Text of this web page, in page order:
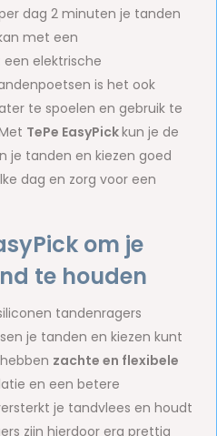
dag 2 minuten je tanden
met een
elektrische
is het ook
te spoelen en gebruik te
TePe EasyPickkun je de
je tanden en kiezen goed
dag en zorg voor een
om je
te houden
tandenragers
je tanden en kiezen kunt
zachte en flexibele
en een betere
je tandvlees en houdt
zijn hierdoor erg prettig